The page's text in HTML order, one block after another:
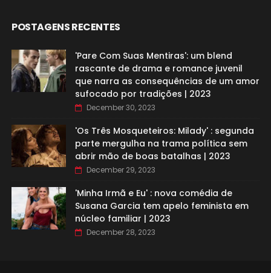
POSTAGENS RECENTES
'Pare Com Suas Mentiras': um blend
rascante de drama e romance juvenil
que narra as consequências de um amor
sufocado por tradições | 2023
December 30, 2023
'Os Três Mosqueteiros: Milady' : segunda
parte mergulha na trama política sem
abrir mão de boas batalhas | 2023
December 29, 2023
'Minha Irmã e Eu' : nova comédia de
Susana Garcia tem apelo feminista em
núcleo familiar | 2023
December 28, 2023